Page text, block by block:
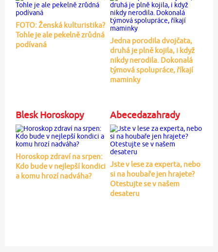
FOTO: Ženská kulturistika?
Tohle je ale pekelně zrůdná
podívaná
Jedna porodila dvojčata,
druhá je plně kojila, i když
nikdy nerodila. Dokonalá
týmová spolupráce, říkají
maminky
Blesk Horoskopy
Horoskop zdraví na srpen:
Kdo bude v nejlepší kondici
a komu hrozí nadváha?
Abecedazahrady
Jste v lese za experta, nebo
si na houbaře jen hrajete?
Otestujte se v našem
desateru